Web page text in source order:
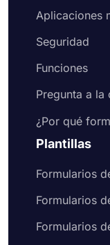
Aplicaciones
Seguridad
Funciones
Pregunta a la
¿Por qué
Plantillas
Formularios
Formularios
Formularios